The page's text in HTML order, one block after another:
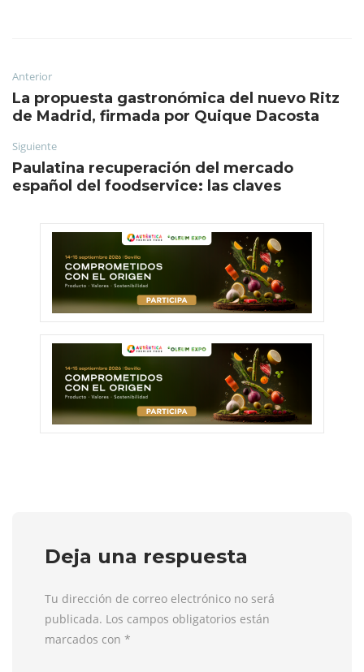
Anterior
La propuesta gastronómica del nuevo Ritz
de Madrid, firmada por Quique Dacosta
Siguiente
Paulatina recuperación del mercado
español del foodservice: las claves
Deja una respuesta
Tu dirección de correo electrónico no será
publicada. Los campos obligatorios están
marcados con *